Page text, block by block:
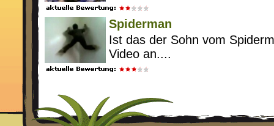
Spiderman
Ist das der Sohn vom
Video an....